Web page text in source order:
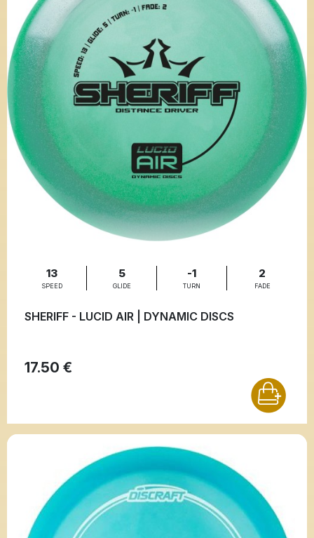
13
SPEED
5
GLIDE
-1
TURN
2
FADE
SHERIFF - LUCID AIR | DYNAMIC DISCS
17.50 €